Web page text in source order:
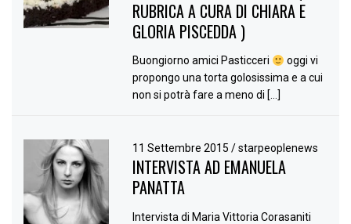
RUBRICA A CURA DI CHIARA E
GLORIA PISCEDDA )
Buongiorno amici Pasticceri
oggi vi
propongo una torta golosissima e a cui
non si potrà fare a meno di […]
11 Settembre 2015/ starpeoplenews
INTERVISTA AD EMANUELA
PANATTA
Intervista di Maria Vittoria Corasaniti